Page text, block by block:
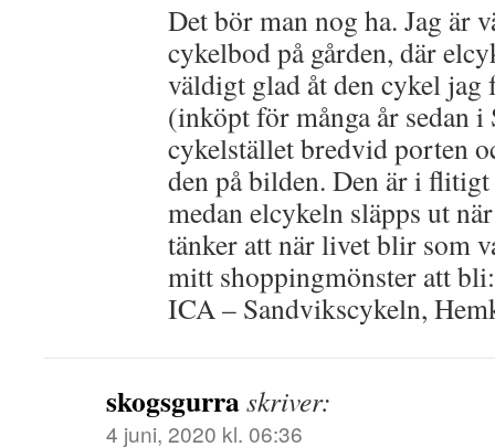
Det bör man nog ha. Jag är
cykelbod på gården, där
väldigt glad åt den cykel jag
(inköpt för många år sedan
cykelstället bredvid porten
den på bilden. Den är i
medan elcykeln släpps ut
tänker att när livet blir som
mitt shoppingmönster att
ICA – Sandvikscykeln,
skogsgurraskriver:
4 juni, 2020 kl. 06:36